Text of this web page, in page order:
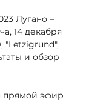
Лугано –
14 декабря
"Letzigrund",
и обзор
прямой эфир